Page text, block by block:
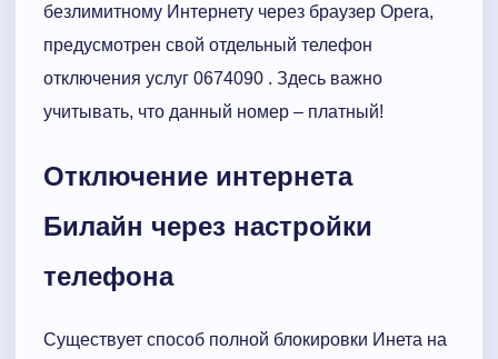
безлимитному Интернету через браузер Opera,
предусмотрен свой отдельный телефон
отключения услуг 0674090 . Здесь важно
учитывать, что данный номер – платный!
Отключение интернета
Билайн через настройки
телефона
Существует способ полной блокировки Инета на